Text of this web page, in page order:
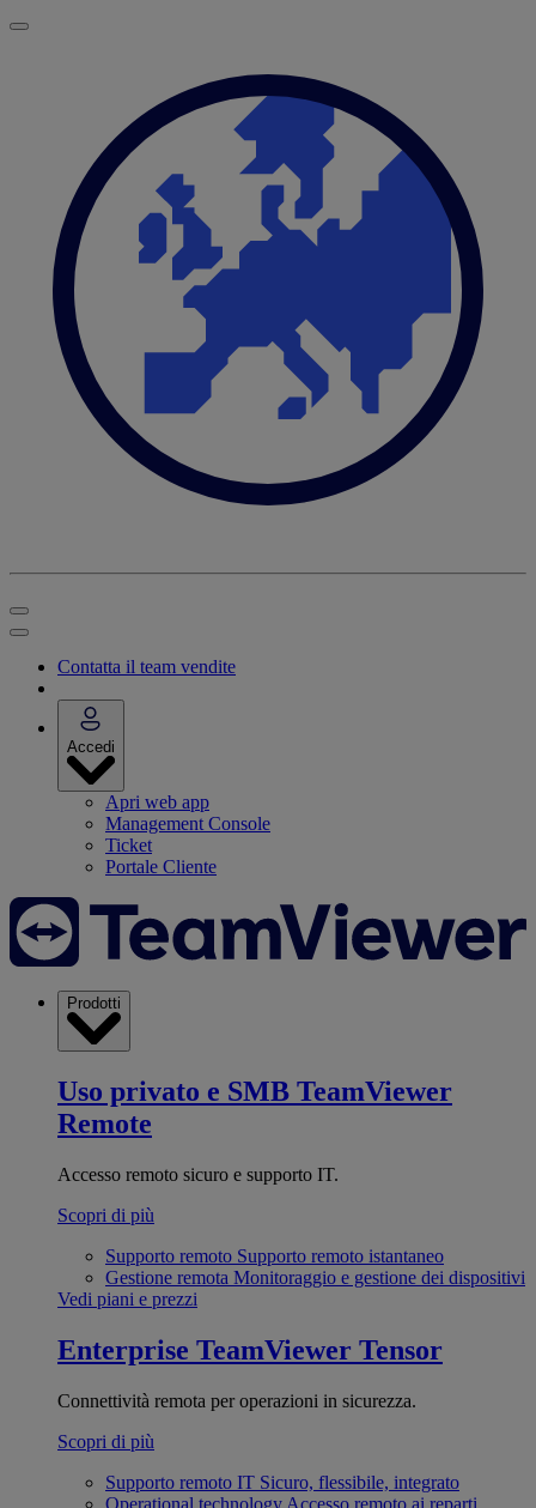
Contatta il team vendite
Accedi
Apri web app
Management Console
Ticket
Portale Cliente
Prodotti
Uso privato e SMB TeamViewer
Remote
Accesso remoto sicuro e supporto IT.
Scopri di più
Supporto remoto Supporto remoto istantaneo
Gestione remota Monitoraggio e gestione dei dispositivi
Vedi piani e prezzi
Enterprise TeamViewer Tensor
Connettività remota per operazioni in sicurezza.
Scopri di più
Supporto remoto IT Sicuro, flessibile, integrato
Operational technology Accesso remoto ai reparti